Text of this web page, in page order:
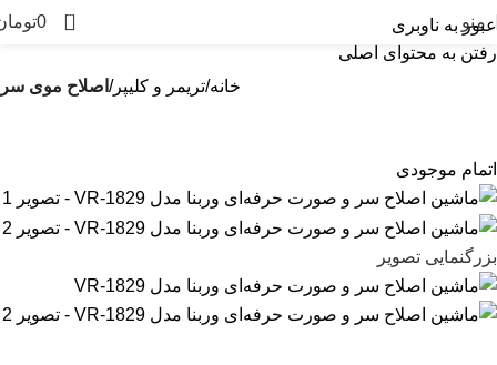
عبور به ناوبری
رفتن به محتوای اصلی
منو 0
0
خانه تریمر و کلیپر اصلاح موی سر
اتمام موجودی
بزرگنمایی تصویر